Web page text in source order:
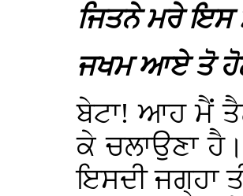
ਜਿਤਨੇ ਮਰੇ ਇਸ
ਜਖਮ ਆਏ ਤੋ
ਬੇਟਾ! ਆਹ ਮੈਂ
ਕੇ ਚਲਾਉਣਾ
ਇਸਦੀ ਜਗ੍ਹਾ